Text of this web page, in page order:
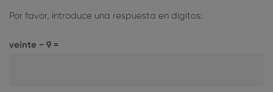
Por favor, introduce una respuesta en dígitos:
veinte − 9 =